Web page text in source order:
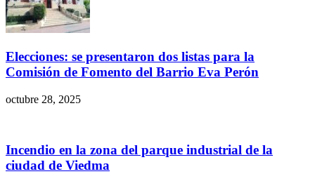
Elecciones: se presentaron dos listas para la
Comisión de Fomento del Barrio Eva Perón
octubre 28, 2025
Incendio en la zona del parque industrial de la
ciudad de Viedma